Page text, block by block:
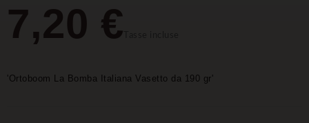
7,20 €
'Ortoboom La Bomba Italiana Vasetto da 190 gr'